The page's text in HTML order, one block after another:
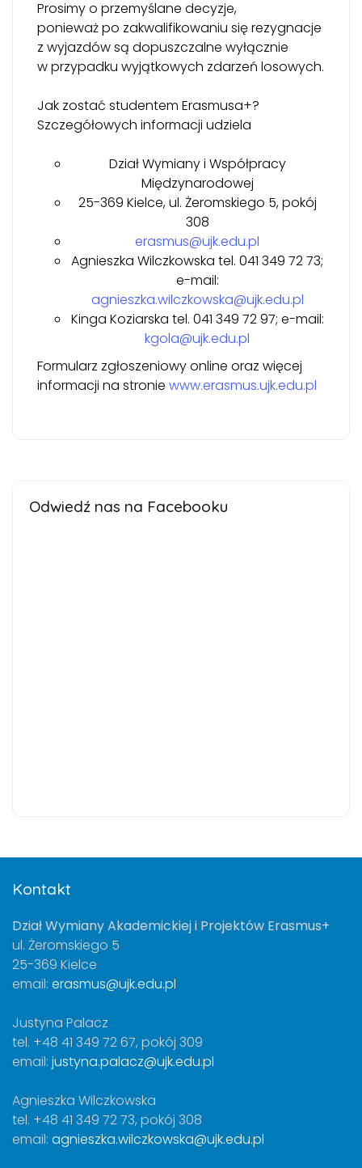
Prosimy o przemyślane decyzje,
ponieważ po zakwalifikowaniu się rezygnacje
z wyjazdów są dopuszczalne wyłącznie
w przypadku wyjątkowych zdarzeń losowych.
Jak zostać studentem Erasmusa+?
Szczegółowych informacji udziela
Dział Wymiany i Współpracy
Międzynarodowej
25-369 Kielce, ul. Żeromskiego 5, pokój
308
erasmus@ujk.edu.pl
Agnieszka Wilczkowska tel. 041 349 72 73;
e-mail:
agnieszka.wilczkowska@ujk.edu.pl
Kinga Koziarska tel. 041 349 72 97; e-mail:
kgola@ujk.edu.pl
Formularz zgłoszeniowy online oraz więcej
informacji na stronie www.erasmus.ujk.edu.pl
Odwiedź nas na Facebooku
Kontakt
Dział Wymiany Akademickiej i Projektów Erasmus+
ul. Żeromskiego 5
25-369 Kielce
email: erasmus@ujk.edu.pl
Justyna Palacz
tel. +48 41 349 72 67, pokój 309
email: justyna.palacz@ujk.edu.pl
Agnieszka Wilczkowska
tel. +48 41 349 72 73, pokój 308
email: agnieszka.wilczkowska@ujk.edu.pl